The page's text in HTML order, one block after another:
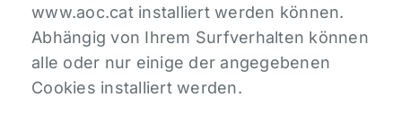
www.aoc.cat installiert werden können.
Abhängig von Ihrem Surfverhalten können
alle oder nur einige der angegebenen
Cookies installiert werden.